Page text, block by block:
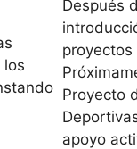
los
Después
Proyecto
apoyo